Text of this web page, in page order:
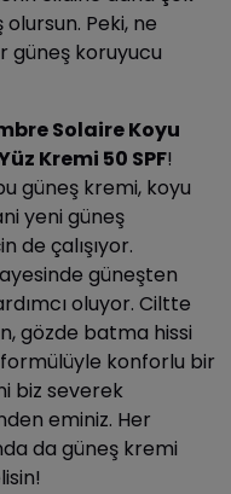
Peki, ne
güneş koruyucu
Solaire Koyu
Kremi 50 SPF!
güneş kremi, koyu
yeni güneş
de çalışıyor.
güneşten
oluyor. Ciltte
gözde batma hissi
konforlu bir
biz severek
eminiz. Her
da güneş kremi